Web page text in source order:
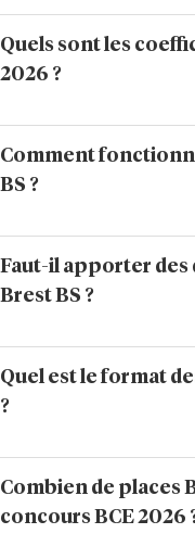
Quels sont les
2026 ?
Comment
BS ?
Faut-il apporter des
Brest BS ?
Quel est le format
?
Combien de places
concours BCE 2026